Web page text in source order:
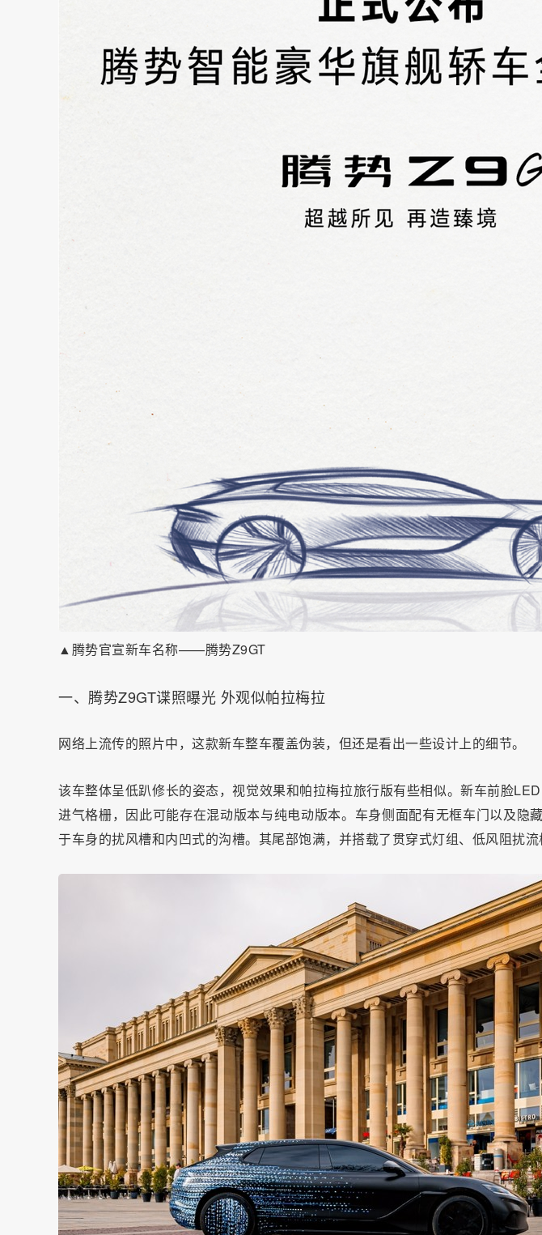
▲腾势官宣新车名称——腾势Z9GT
一、腾势Z9GT谍照曝光 外观似帕拉梅拉
网络上流传的照片中，这款新车整车覆盖伪装，但还是看出一些设计上的细节。
该车整体呈低趴修长的姿态，视觉效果和帕拉梅拉旅行版有些相似。新车前脸
进气格栅，因此可能存在混动版本与纯电动版本。车身侧面配有无框车门以及隐
于车身的扰风槽和内凹式的沟槽。其尾部饱满，并搭载了贯穿式灯组、低风阻扰流